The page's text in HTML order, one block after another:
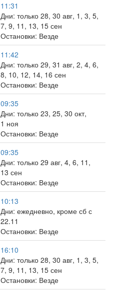
11:31
Дни: только 28, 30 авг, 1, 3, 5,
7, 9, 11, 13, 15 сен
Остановки: Везде
11:42
Дни: только 29, 31 авг, 2, 4, 6,
8, 10, 12, 14, 16 сен
Остановки: Везде
09:35
Дни: только 23, 25, 30 окт,
1 ноя
Остановки: Везде
09:35
Дни: только 29 авг, 4, 6, 11,
13 сен
Остановки: Везде
10:13
Дни: ежедневно, кроме сб с
22.11
Остановки: Везде
16:10
Дни: только 28, 30 авг, 1, 3, 5,
7, 9, 11, 13, 15 сен
Остановки: Везде